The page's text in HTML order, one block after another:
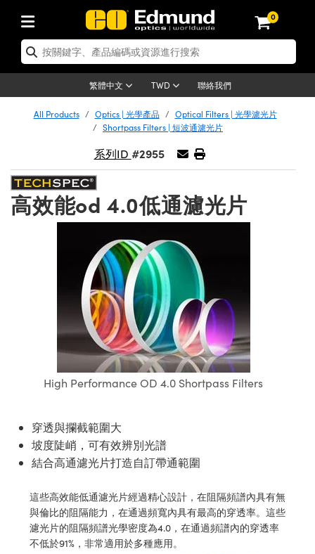
0
繁體中文 TWD 聯絡我們
| 光學產品
| 反射鏡
| 光學濾光片
Optics | 偏振光學元件
| 繞射光柵
| 光學組装
Components | SCHOTT 光
| 光纖
| 雷射光學
| 超快光學
Sputtering) Coated Optics |
濺鍍）鍍膜光學元件
Optics | 雷射光學
| 雷射透鏡
| 雷射濾光片
| 超快光學
Assemblies | 雷射光學元件組
Shaping | 雷射光束整形
| 雷射分光鏡
| 雷射顯微鏡
| 雷射偏光片
| 雷射稜鏡
| 光機組件
System | 光學籠式系統
| 臺式系統
and Breadboards | 光學平臺
and Slides | 平臺和滑塊
| 光圈類
| 顯微鏡
| Mitutoyo 物鏡
| Nikon 物鏡
| ZEISS 物鏡
Objectives | 有限共軛物鏡
| 反射物鏡
Objectives
Cameras
Lighting |顯微鏡照明
Systems| 體視顯微鏡系統
Lenses | 變焦鏡頭模組
Targets | 顯微鏡標靶
| 雷射
and Electronics | 雷射
| 雷射防護
| 雷射用光機模組
| 雷射配件
| 實驗室和生產線
Lenses | 成像鏡頭
Lenses | 定焦鏡頭
| 遠心鏡頭
Magnification Lenses
Objectives | 顯微鏡物鏡
Lenses for Harsh Environments
and Advanced
| 影視製作和高級攝影
Accessories | 成像鏡頭配件
| 相機
Cameras | Gigabit乙太網相
Cameras | Teledyne Dalsa
Microscopy Cameras
Cameras | Allied Vision 相機
| Basler 相機
Cameras | IDS 相機
Labs Cameras™ | Lucid Vision
and Illumination | 照明
Lighting | 機器視覺光源
Lighting |顯微鏡照明
| 雷射光源
Sources | 其他光源
Targets | 測試板
Targets | 解析度測試板
Targets | 畸變測試版
Level Test Targets | 色卡測試板
| USAF 測試版
and Detection | 測試與監測
| 光學度量
Solutions | 機器視覺方案
and Electronics | 雷射
品
測器
and Roughness Standards | 表
Tools | 量測工具
and Detection
and Production | 實驗室和生產
| 清潔用品
Handling Tools | 零件夾持用品
| 光學膠
Products | Acktar 黑色吸
Accessories | UV固化設備
| 雷射防護
性裝置
Production
應用選購
| 光譜儀
Imaging
Processing
Tomography
By Brand
Development Systems
Optical Company
Products | 新品專區
Lenses
| 清倉品
| 清倉光學產品
| 清倉顯微鏡
| 清倉相機
| 清倉照明
and Detection
and Production | 清倉實驗室
Products | 重新認證產
| 重新認證光學產品
| 重新認證光機
| 重新認證雷射
| 重新認證顯微鏡
Lenses | 重新認證成像鏡
| 重新認證相機
| 重新認證照明
and Detection
用品
All Products Optics | 光學產品
Optical Filters | 光學濾光片
Shortpass Filters | 短波通濾光片
系列ID #2955
高效能od 4.0低通濾光片
High Performance OD 4.0 Shortpass Filters
穿透與攔截範圍大
坡度陡峭，可有效辨別光譜
結合高通濾光片打造自訂帶通範圍
這些高效能低通濾光片經過精心設計，在阻隔頻譜內具有無
與倫比的阻隔能力，在通過頻寬內具有最高的穿透率。這些
濾光片的阻隔頻譜光學密度為4.0，在通過頻譜內的穿透率
不低於91%，非常適用於多種應用。